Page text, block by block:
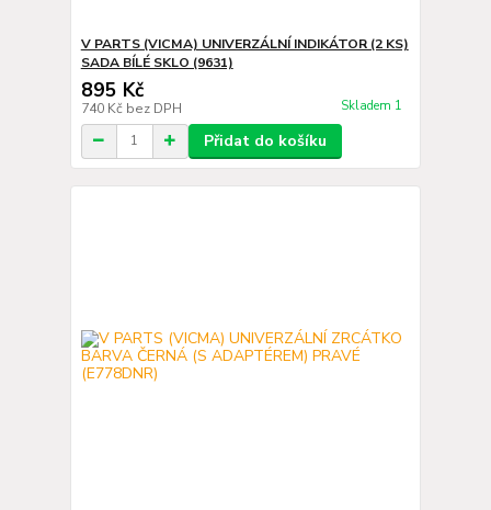
V PARTS (VICMA) UNIVERZÁLNÍ INDIKÁTOR (2 KS)
SADA BÍLÉ SKLO (9631)
895 Kč
740 Kč bez DPH Skladem 1
Přidat do košíku